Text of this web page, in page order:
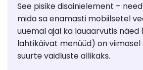
See pisike disainielement –
mida sa enamasti mobiilsetel
uuemal ajal ka lauaarvutis näed
lahtikäivat menüüd) on viimasel
suurte vaidluste allikaks.